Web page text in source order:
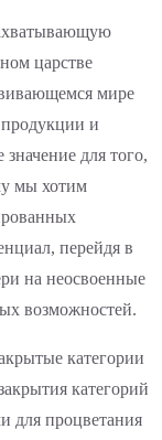
царстве
мире
и
для того,
мы хотим
перейдя в
на неосвоенные
возможностей.
категории
категорий
для процветания